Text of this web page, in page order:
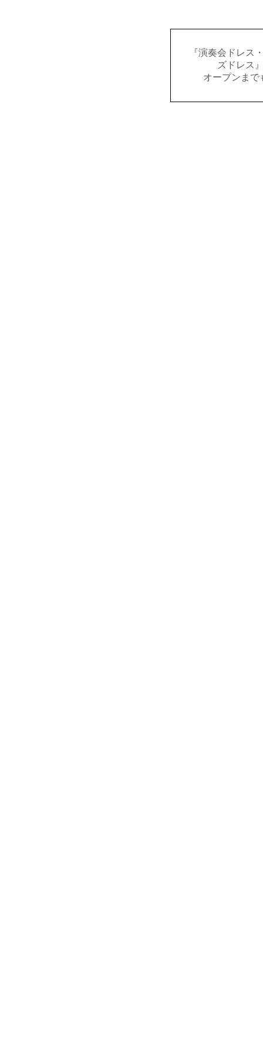
『演奏会ドレス
ズドレス
オープンまで